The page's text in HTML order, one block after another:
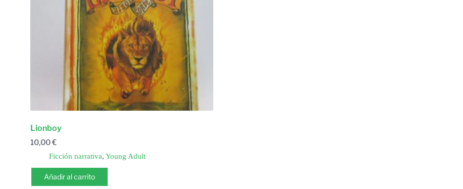
Lionboy
10,00€
Ficción narrativa, Young Adult
Añadir al carrito